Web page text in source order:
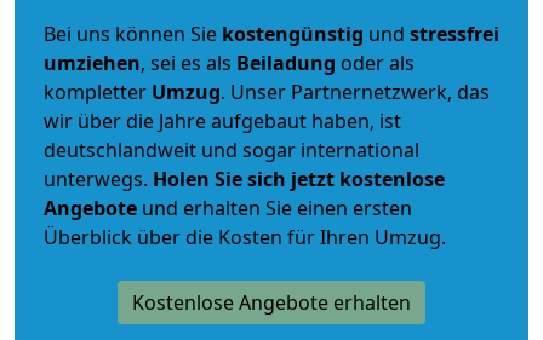
Bei uns können Sie kostengünstig und stressfrei
umziehen, sei es als Beiladung oder als
kompletter Umzug. Unser Partnernetzwerk, das
wir über die Jahre aufgebaut haben, ist
deutschlandweit und sogar international
unterwegs. Holen Sie sich jetzt kostenlose
Angebote und erhalten Sie einen ersten
Überblick über die Kosten für Ihren Umzug.
Kostenlose Angebote erhalten